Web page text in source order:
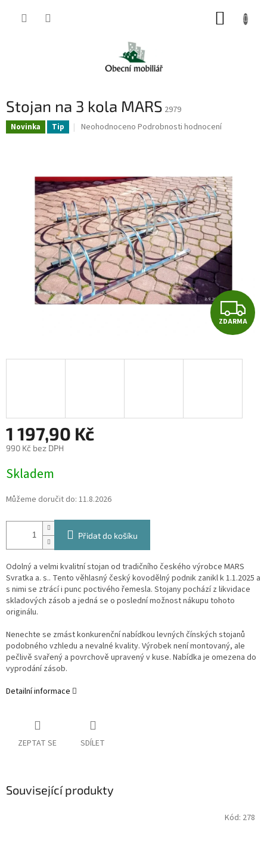
Stojan na 3 kola MARS 2979
Novinka Tip
Průměrné
z
5
hvězdiček.
Neohodnoceno Podrobnosti hodnocení
Z
D
ZDARMA
1 197,90 Kč
990 Kč bez DPH
cena:
Skladem
Můžeme doručit do: 11.8.2026
Přidat do košíku
Odolný a velmi kvalitní stojan od tradičního českého výrobce MARS
Svratka a. s.. Tento věhlasný český kovodělný podnik zanikl k 1.1.2025 a
s nimi se ztrácí i punc poctivého řemesla. Stojany pochází z likvidace
skladových zásob a jedná se o poslední možnost nákupu tohoto
originálu.
Nenechte se zmást konkurenční nabídkou levných čínských stojanů
podobného vzhledu a nevalné kvality. Výrobek není montovaný, ale
pečlivě svařený a povrchově upravený v kuse. Nabídka je omezena do
vyprodání zásob.
Detailní informace
ZEPTAT SE SDÍLET
Související produkty
Kód: 278